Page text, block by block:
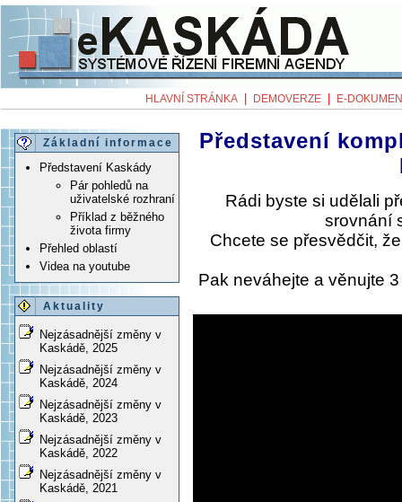
HLAVNÍ STRÁNKA DEMOVERZE E-
Základní informace
Představení Kaskády
Pár pohledů na
uživatelské rozhraní
Příklad z běžného
života firmy
Přehled oblastí
Videa na youtube
Aktuality
Nejzásadnější změny v
Kaskádě, 2025
Nejzásadnější změny v
Kaskádě, 2024
Nejzásadnější změny v
Kaskádě, 2023
Nejzásadnější změny v
Kaskádě, 2022
Nejzásadnější změny v
Kaskádě, 2021
Představení
Rádi byste si udělali
srovnání
Chcete se přesvědčit,
Pak neváhejte a věnujte